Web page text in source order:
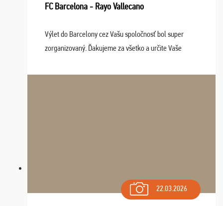
FC Barcelona - Rayo Vallecano
Výlet do Barcelony cez Vašu spoločnosť bol super
zorganizovaný. Ďakujeme za všetko a určite Vaše
22.03.2026